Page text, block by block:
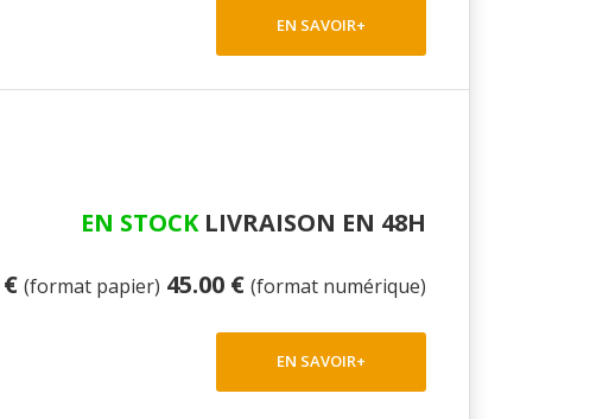
EN SAVOIR+
EN STOCKLIVRAISON EN 48H
(format papier) 45.00 € (format numérique)
EN SAVOIR+